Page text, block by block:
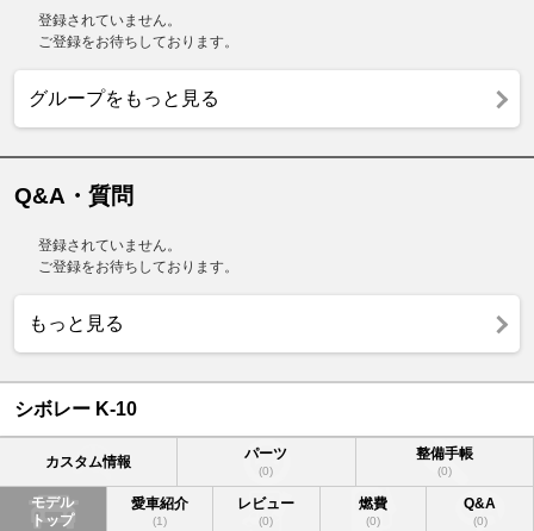
登録されていません。
ご登録をお待ちしております。
グループをもっと見る
Q&A・質問
登録されていません。
ご登録をお待ちしております。
もっと見る
シボレー K-10
カスタム情報 パーツ
(0)
整備手帳
(0)
モデル
トップ
愛車紹介
(1)
レビュー
(0)
燃費
(0)
Q&A
(0)